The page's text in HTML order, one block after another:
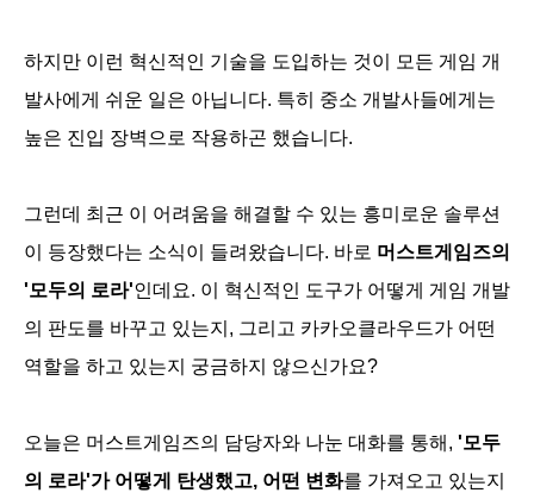
하지만 이런 혁신적인 기술을 도입하는 것이 모든 게임 개
발사에게 쉬운 일은 아닙니다. 특히 중소 개발사들에게는
높은 진입 장벽으로 작용하곤 했습니다.
그런데 최근 이 어려움을 해결할 수 있는 흥미로운 솔루션
이 등장했다는 소식이 들려왔습니다. 바로 머스트게임즈의
'모두의 로라'인데요. 이 혁신적인 도구가 어떻게 게임 개발
의 판도를 바꾸고 있는지, 그리고 카카오클라우드가 어떤
역할을 하고 있는지 궁금하지 않으신가요?
오늘은 머스트게임즈의 담당자와 나눈 대화를 통해, '모두
의 로라'가 어떻게 탄생했고, 어떤 변화를 가져오고 있는지